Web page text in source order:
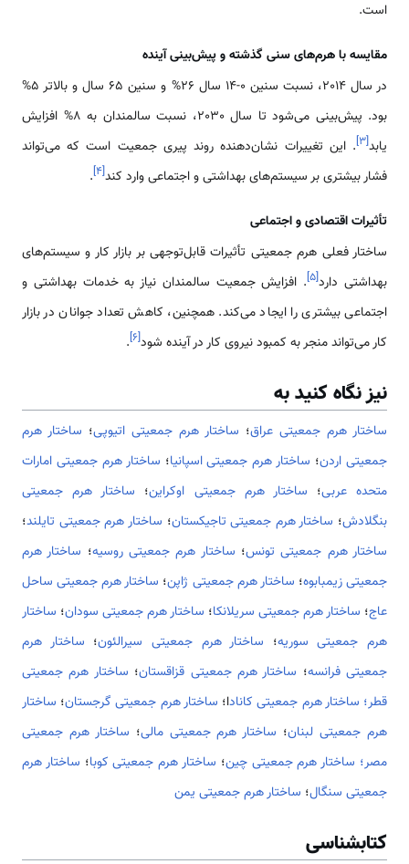
است.
مقایسه با هرم‌های سنی گذشته و پیش‌بینی آینده
در سال 2014، نسبت سنین 0-14 سال 26% و سنین 65 سال و بالاتر 5%
بود. پیش‌بینی می‌شود تا سال 2030، نسبت سالمندان به 8% افزایش
یابد[۳]. این تغییرات نشان‌دهنده روند پیری جمعیت است که می‌تواند
فشار بیشتری بر سیستم‌های بهداشتی و اجتماعی وارد کند[۴]
.
تأثیرات اقتصادی و اجتماعی
ساختار فعلی هرم جمعیتی تأثیرات قابل‌توجهی بر بازار کار و سیستم‌های
بهداشتی دارد[۵]. افزایش جمعیت سالمندان نیاز به خدمات بهداشتی و
اجتماعی بیشتری را ایجاد می‌کند. همچنین، کاهش تعداد جوانان در بازار
کار می‌تواند منجر به کمبود نیروی کار در آینده شود[۶]
.
نیز نگاه کنید به
ساختار هرم جمعیتی عراق؛ ساختار هرم جمعیتی اتیوپی؛ ساختار هرم
جمعیتی اردن؛ ساختار هرم جمعیتی اسپانیا؛ ساختار هرم جمعیتی امارات
متحده عربی؛ ساختار هرم جمعیتی اوکراین؛ ساختار هرم جمعیتی
بنگلادش؛ ساختار هرم جمعیتی تاجیکستان؛ ساختار هرم جمعیتی تایلند؛
ساختار هرم جمعیتی تونس؛ ساختار هرم جمعیتی روسیه؛ ساختار هرم
جمعیتی زیمبابوه؛ ساختار هرم جمعیتی ژاپن؛ ساختار هرم جمعیتی ساحل
عاج؛ ساختار هرم جمعیتی سریلانکا؛ ساختار هرم جمعیتی سودان؛ ساختار
هرم جمعیتی سوریه؛ ساختار هرم جمعیتی سیرالئون؛ ساختار هرم
جمعیتی فرانسه؛ ساختار هرم جمعیتی قزاقستان؛ ساختار هرم جمعیتی
قطر؛ ساختار هرم جمعیتی کانادا؛ ساختار هرم جمعیتی گرجستان؛ ساختار
هرم جمعیتی لبنان؛ ساختار هرم جمعیتی مالی؛ ساختار هرم جمعیتی
مصر؛ ساختار هرم جمعیتی چین؛ ساختار هرم جمعیتی کوبا؛ ساختار هرم
جمعیتی سنگال؛ ساختار هرم جمعیتی یمن
کتابشناسی